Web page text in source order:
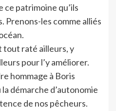
ce patrimoine qu’ils
Prenons-les comme alliés
tout raté ailleurs, y
pour l’y améliorer.
hommage à Boris
démarche d’autonomie
de nos pêcheurs.